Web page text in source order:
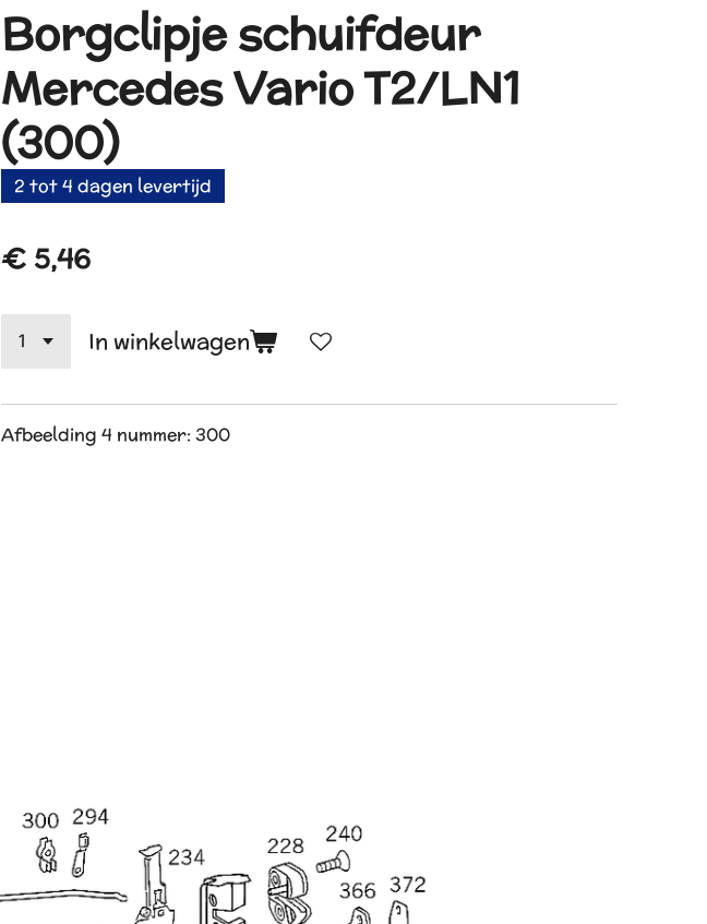
Borgclipje schuifdeur
Mercedes Vario T2/LN1
(300)
2 tot 4 dagen levertijd
€ 5,46
In winkelwagen
Afbeelding 4 nummer: 300